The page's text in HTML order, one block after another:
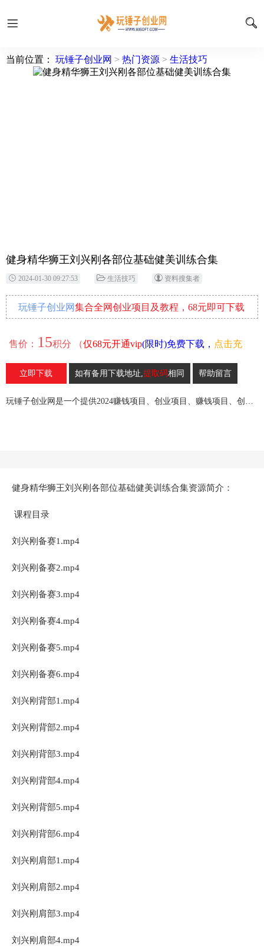
当前位置： 玩锤子创业网 > 热门资源 > 生活技巧
健身精华狮王刘兴刚各部位基础健美训练合集
2024-01-30 09:27:53 生活技巧 资料搜集者
玩锤子创业网集合全网创业项目及教程，68元即可下载
售价： 15积分 （仅68元开通vip(限时)免费下载， 点击充
）
立即下载 如有备用下载地址,提取码相同 帮助留言
玩锤子创业网是一个提供2024赚钱项目、创业项目、赚钱项目、创业赚钱教程、引流教程的创业网,欢迎来玩锤子创业网！
健身精华狮王刘兴刚各部位基础健美训练合集资源简介：
课程目录
刘兴刚备赛1.mp4
刘兴刚备赛2.mp4
刘兴刚备赛3.mp4
刘兴刚备赛4.mp4
刘兴刚备赛5.mp4
刘兴刚备赛6.mp4
刘兴刚背部1.mp4
刘兴刚背部2.mp4
刘兴刚背部3.mp4
刘兴刚背部4.mp4
刘兴刚背部5.mp4
刘兴刚背部6.mp4
刘兴刚肩部1.mp4
刘兴刚肩部2.mp4
刘兴刚肩部3.mp4
刘兴刚肩部4.mp4